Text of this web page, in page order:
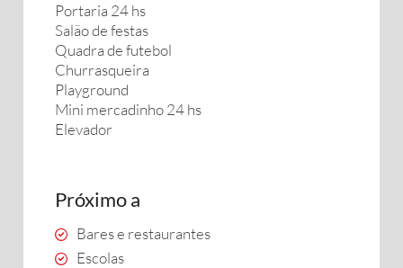
Portaria 24 hs
Salão de festas
Quadra de futebol
Churrasqueira
Playground
Mini mercadinho 24 hs
Elevador
Próximo a
Bares e restaurantes
Escolas